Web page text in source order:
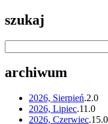
szukaj
archiwum
2026, Sierpień.2.0
2026, Lipiec.11 .0
2026, Czerwiec.15.0